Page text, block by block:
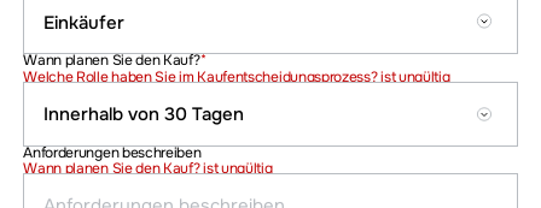
Welche Rolle haben Sie im Kaufentscheidungsprozess? ist ungültig
Wann planen Sie den Kauf?*
Wann planen Sie den Kauf? ist ungültig
Anforderungen beschreiben